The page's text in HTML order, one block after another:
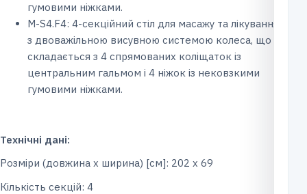
гумовими ніжками.
M-S4.F4: 4-секційний стіл для масажу та лікування
з двоважільною висувною системою колеса, що
складається з 4 спрямованих коліщаток із
центральним гальмом і 4 ніжок із нековзкими
гумовими ніжками.
Технічні дані:
Розміри (довжина x ширина) [см]: 202 х 69
Кількість секцій: 4